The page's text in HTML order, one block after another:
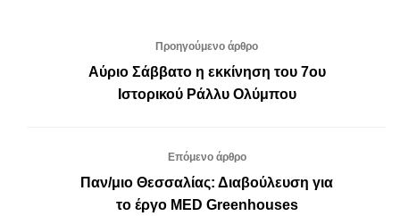
Προηγούμενο άρθρο
Αύριο Σάββατο η εκκίνηση του 7ου
Ιστορικού Ράλλυ Ολύμπου
Επόμενο άρθρο
Παν/μιο Θεσσαλίας: Διαβούλευση για
το έργο MED Greenhouses